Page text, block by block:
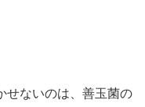
せないのは、善玉菌の